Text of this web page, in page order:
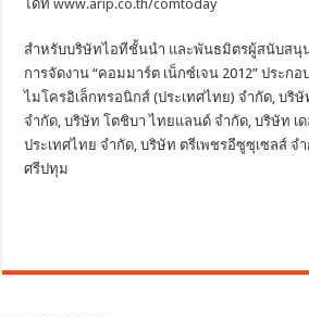
ได้ที่www.arip.co.th/comtoday
สำหรับบริษัทไอทีชั้นนำ และพันธมิตรผู้สนับสนุ
การจัดงาน “คอมมาร์ต เน็กซ์เจน 2012” ประก
ไมโครอิเล็กทรอนิกส์ (ประเทศไทย) จำกัด, บริษั
จำกัด, บริษัท โตชิบา ไทยแลนด์ จำกัด, บริษัท เ
ประเทศไทย จำกัด, บริษัท ตรีเพชรอีซูซุเซลส์ จ
ศรีปทุม